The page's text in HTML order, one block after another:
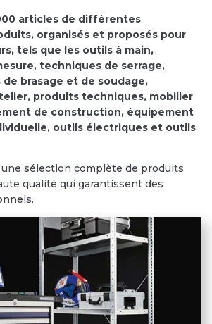
articles de différentes
organisés et proposés pour
tels que les outils à main,
techniques de serrage,
brasage et de soudage,
produits techniques, mobilier
de construction, équipement
outils électriques et outils
sélection complète de produits
qualité qui garantissent des